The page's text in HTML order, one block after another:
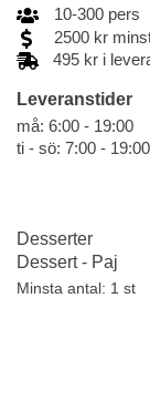
10-300 pers
2500 kr
495 kr i
Leveranstider
må: 6:00 - 19:00
ti - sö: 7:00 - 19:00
Desserter
Dessert - Paj
Minsta antal: 1 st